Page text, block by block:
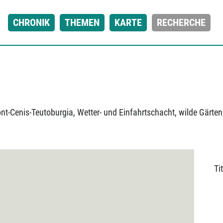
CHRONIK THEMEN KARTE RECHERCHE
Cenis-Teutoburgia, Wetter- und Einfahrtschacht, wilde